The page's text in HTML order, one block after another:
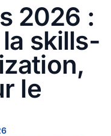
2026 :
la skills-
le